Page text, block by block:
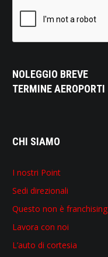
NOLEGGIO BREVE
TERMINE AEROPORTI
CHI SIAMO
I nostri Point
Sedi direzionali
Questo non è franchising
Lavora con noi
L’auto di cortesia